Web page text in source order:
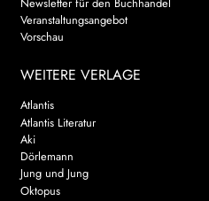
Veranstaltungsangebot
Vorschau
WEITERE VERLAGE
Atlantis
Atlantis Literatur
Aki
Dörlemann
Jung und Jung
Oktopus